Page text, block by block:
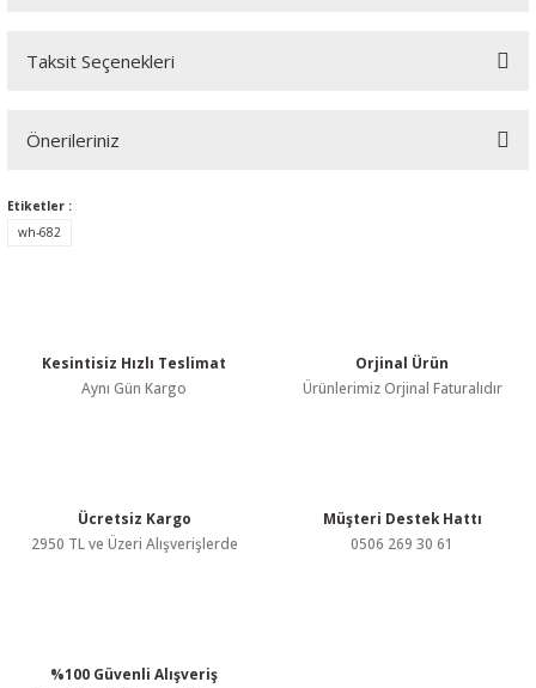
Bu ürüne ilk yorumu siz yapın!
Taksit Seçenekleri
Önerileriniz
konularda yetersiz gördüğünüz noktaları öneri formunu kullanarak
tarafımıza iletebilirsiniz.
Ürün açıklamasında eksik bilgiler bulunuyor.
Ürün bilgilerinde hatalar bulunuyor.
Etiketler :
wh-682
Kesintisiz Hızlı Teslimat
Aynı Gün Kargo
Orjinal Ürün
Ürünlerimiz Orjinal Faturalıdır
Ücretsiz Kargo
2950 TL ve Üzeri Alışverişlerde
Müşteri Destek Hattı
0506 269 30 61
%100 Güvenli Alışveriş